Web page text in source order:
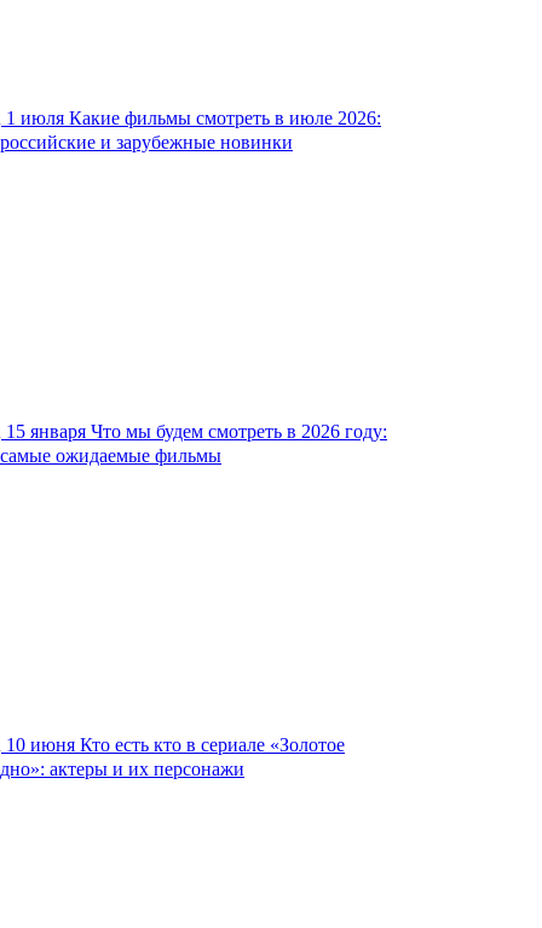
1 июля Какие фильмы смотреть в июле 2026:
российские и зарубежные новинки
15 января Что мы будем смотреть в 2026 году:
самые ожидаемые фильмы
10 июня Кто есть кто в сериале «Золотое
дно»: актеры и их персонажи